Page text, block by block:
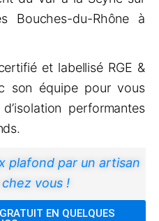
Bouches-du-Rhône à
et labellisé RGE &
son équipe pour vous
performantes
plafond par un artisan
vous !
EN QUELQUES